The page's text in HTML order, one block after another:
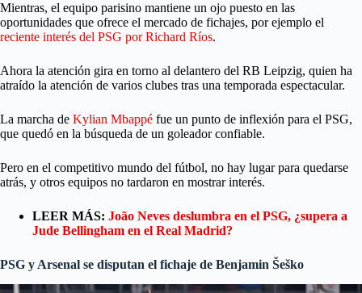
Mientras, el equipo parisino mantiene un ojo puesto en las
oportunidades que ofrece el mercado de fichajes, por ejemplo el
reciente interés del PSG por Richard Ríos.
Ahora la atención gira en torno al delantero del RB Leipzig, quien ha
atraído la atención de varios clubes tras una temporada espectacular.
La marcha de Kylian Mbappé fue un punto de inflexión para el PSG,
que quedó en la búsqueda de un goleador confiable.
Pero en el competitivo mundo del fútbol, no hay lugar para quedarse
atrás, y otros equipos no tardaron en mostrar interés.
LEER MÁS: João Neves deslumbra en el PSG, ¿supera a
Jude Bellingham en el Real Madrid?
PSG y Arsenal se disputan el fichaje de Benjamin Šeško